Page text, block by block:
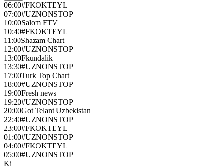
06:00#FKOKTEYL
07:00#UZNONSTOP
10:00Salom FTV
10:40#FKOKTEYL
11:00Shazam Chart
12:00#UZNONSTOP
13:00Fkundalik
13:30#UZNONSTOP
17:00Turk Top Chart
18:00#UZNONSTOP
19:00Fresh news
19:20#UZNONSTOP
20:00Got Telant Uzbekistan
22:40#UZNONSTOP
23:00#FKOKTEYL
01:00#UZNONSTOP
04:00#FKOKTEYL
05:00#UZNONSTOP
Ki